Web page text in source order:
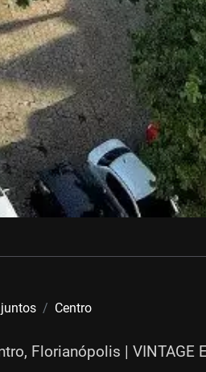
Centro
Florianópolis | VINTAGE